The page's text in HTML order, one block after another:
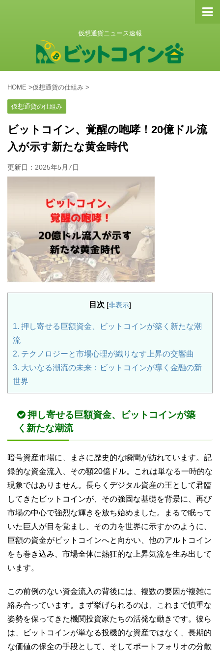
仮想通貨ニュース速報
HOME >仮想通貨の仕組み >
仮想通貨の仕組み
ビットコイン、覚醒の咆哮！20億ドル流
入が示す新たな黄金時代
更新日： 2025年5月7日
目次 [非表示]
1. 押し寄せる巨額資金、ビットコインが築く新たな潮
流
2. テクノロジーと市場心理が織りなす上昇の交響曲
3. 大いなる潮流の未来：ビットコインが導く金融の新
世界
押し寄せる巨額資金、ビットコインが築
く新たな潮流
暗号資産市場に、まさに歴史的な瞬間が訪れています。記
録的な資金流入、その額20億ドル。これは単なる一時的な
現象ではありません。長らくデジタル資産の王として君臨
してきたビットコインが、その強固な基礎を背景に、再び
市場の中心で強烈な輝きを放ち始めました。まるで眠って
いた巨人が目を覚まし、その力を世界に示すかのように、
巨額の資金がビットコインへと向かい、他のアルトコイン
をも巻き込み、市場全体に熱狂的な上昇気流を生み出して
います。
この前例のない資金流入の背後には、複数の要因が複雑に
絡み合っています。まず挙げられるのは、これまで慎重な
姿勢を保ってきた機関投資家たちの活発な動きです。彼ら
は、ビットコインが単なる投機的な資産ではなく、長期的
な価値の保全の手段として、そしてポートフォリオの分散